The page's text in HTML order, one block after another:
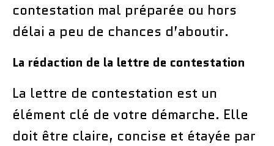
contestation mal préparée ou hors
délai a peu de chances d’aboutir.
La rédaction de la lettre de contestation
La lettre de contestation est un
élément clé de votre démarche. Elle
doit être claire, concise et étayée par